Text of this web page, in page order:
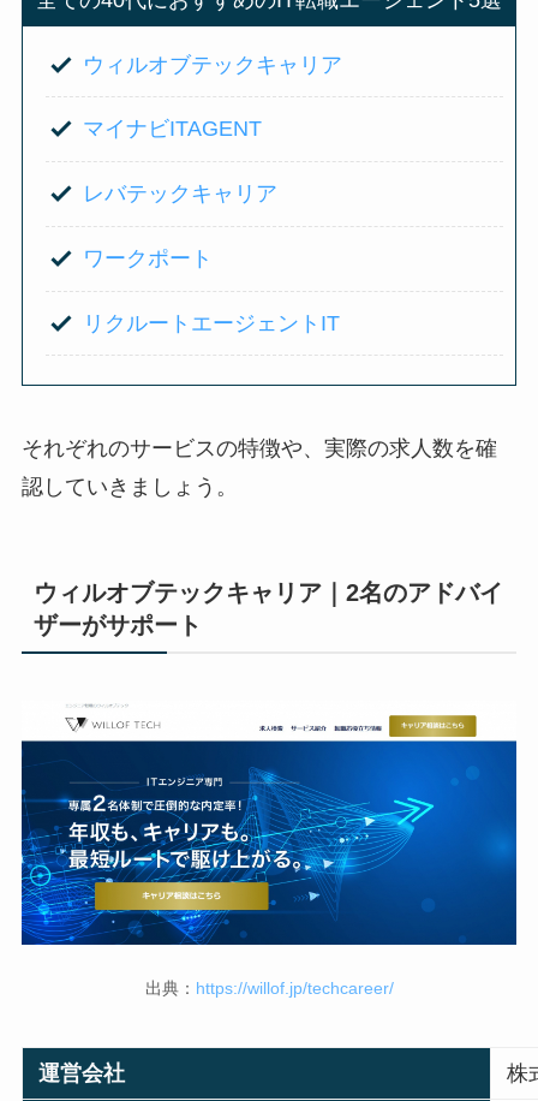
ウィルオブテックキャリア
マイナビITAGENT
レバテックキャリア
ワークポート
リクルートエージェントIT
それぞれのサービスの特徴や、実際の求人数を確
認していきましょう。
ウィルオブテックキャリア｜2名のアドバイ
ザーがサポート
出典： https://willof.jp/techcareer/
運営会社 株